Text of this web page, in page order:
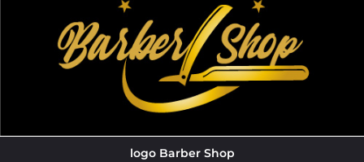
logo Barber Shop